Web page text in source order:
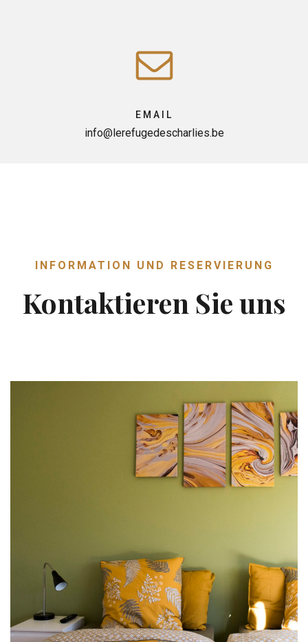
EMAIL
info@lerefugedescharlies.be
INFORMATION UND RESERVIERUNG
Kontaktieren Sie uns